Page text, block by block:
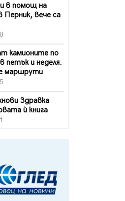
в помощ на
Перник, вече са
камионите по
петък и неделя.
маршрути
Здравка
ѝ книга
на главен път
вода“ до кв.